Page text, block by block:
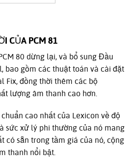
CỦA PCM 81
80 dừng lại, và bổ sung Đầu
bao gồm các thuật toán và cài đặt
Fix, đồng thời thêm các bộ
lượng âm thanh cao hơn.
cao nhất của Lexicon về độ
sức xử lý phi thường của nó mang
có sẵn trong tầm giá của nó, cộng
thanh nổi bật.